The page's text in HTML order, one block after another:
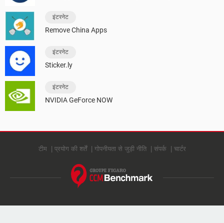
इंटरनेट
Remove China Apps
इंटरनेट
Sticker.ly
इंटरनेट
NVIDIA GeForce NOW
टीम प्रयोग की शर्तें गोपनीयता से जुड़ी नीति संपर्क चार्टर